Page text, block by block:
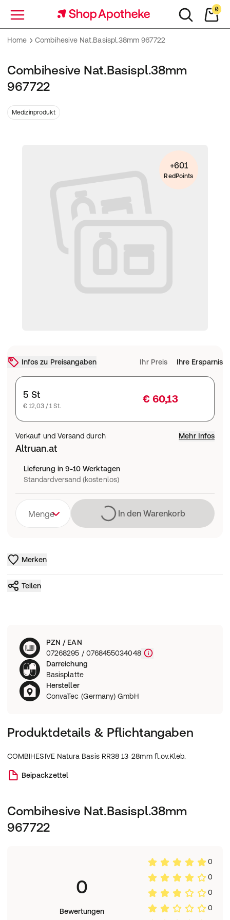
Menü
0
Home Combihesive Nat.Basispl.38mm 967722
Combihesive Nat.Basispl.38mm
967722
Medizinprodukt
+601
RedPoints
Infos zu Preisangaben Ihr Preis Ihre Ersparnis
5 St
€ 12,03 / 1 St.
€ 60,13
Verkauf und Versand durch Mehr Infos
Altruan.at
Lieferung in 9-10 Werktagen
Standardversand (kostenlos)
Menge LädtIn den Warenkorb
Merken
Teilen
PZN / EAN
07268295 / 0768455034048
Darreichung
Basisplatte
Hersteller
ConvaTec (Germany) GmbH
Produktdetails & Pflichtangaben
COMBIHESIVE Natura Basis RR38 13-28mm fl.ov.Kleb.
Beipackzettel
Combihesive Nat.Basispl.38mm
967722
0
Bewertungen
0
0
0
0